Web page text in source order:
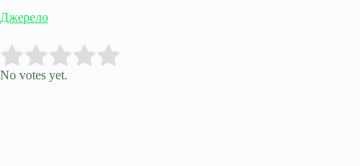
Джерело
Rate this item:
No votes yet.